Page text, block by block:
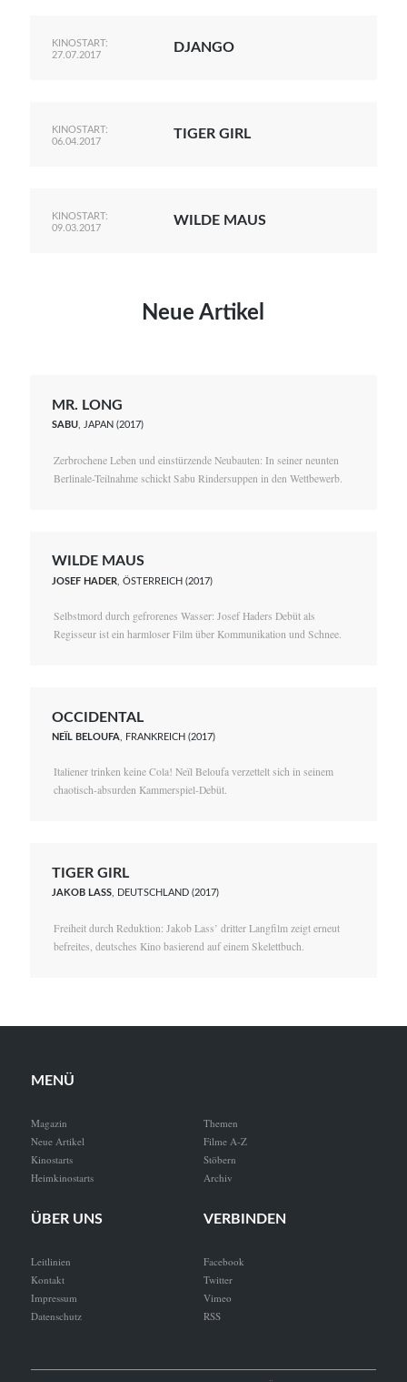
KINOSTART:
27.07.2017
DJANGO
KINOSTART:
06.04.2017
TIGER GIRL
KINOSTART:
09.03.2017
WILDE MAUS
Neue Artikel
MR. LONG
SABU, JAPAN (2017)
Zerbrochene Leben und einstürzende Neubauten: In seiner neunten
Berlinale-Teilnahme schickt Sabu Rindersuppen in den Wettbewerb.
WILDE MAUS
JOSEF HADER , ÖSTERREICH (2017)
Selbstmord durch gefrorenes Wasser: Josef Haders Debüt als
Regisseur ist ein harmloser Film über Kommunikation und Schnee.
OCCIDENTAL
NEÏL BELOUFA , FRANKREICH (2017)
Italiener trinken keine Cola! Neïl Beloufa verzettelt sich in seinem
chaotisch-absurden Kammerspiel-Debüt.
TIGER GIRL
JAKOB LASS, DEUTSCHLAND (2017)
Freiheit durch Reduktion: Jakob Lass’ dritter Langfilm zeigt erneut
befreites, deutsches Kino basierend auf einem Skelettbuch.
MENÜ
Magazin
Neue Artikel
Kinostarts
Heimkinostarts
Themen
Filme A-Z
Stöbern
Archiv
ÜBER UNS
Leitlinien
Kontakt
Impressum
Datenschutz
VERBINDEN
Facebook
Twitter
Vimeo
RSS